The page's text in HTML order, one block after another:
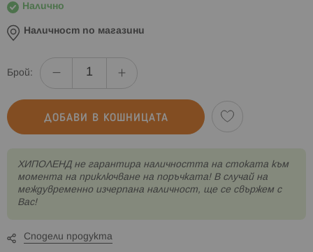
Налично
Наличност по магазини
Брой:
ДОБАВИ В КОШНИЦАТА
XИПОЛЕНД не гарантира наличността на стоката към
момента на приключване на поръчката! В случай на
междувременно изчерпана наличност, ще се свържем с
Вас!
Сподели продукта